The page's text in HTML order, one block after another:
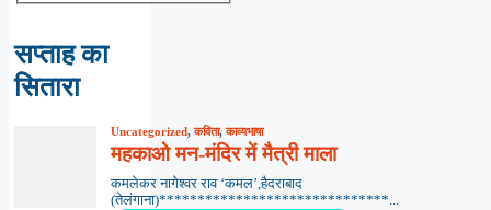
सप्ताह का
सितारा
Uncategorized,कविता,काव्यभाषा
महकाओ मन-मंदिर में मैत्री माला
कमलेकर नागेश्वर राव ‘कमल’,हैदराबाद
(तेलंगाना)******************************...